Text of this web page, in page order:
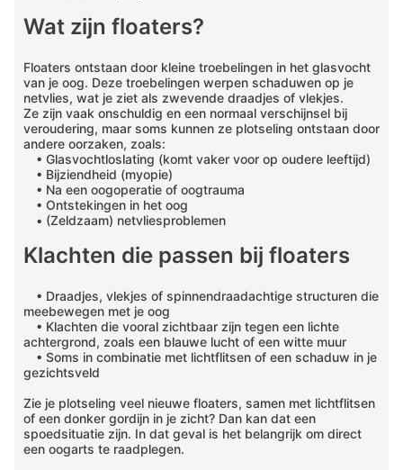
Wat zijn floaters?
Floaters ontstaan door kleine troebelingen in het glasvocht
van je oog. Deze troebelingen werpen schaduwen op je
netvlies, wat je ziet als zwevende draadjes of vlekjes.
Ze zijn vaak onschuldig en een normaal verschijnsel bij
veroudering, maar soms kunnen ze plotseling ontstaan door
andere oorzaken, zoals:
• Glasvochtloslating (komt vaker voor op oudere leeftijd)
• Bijziendheid (myopie)
• Na een oogoperatie of oogtrauma
• Ontstekingen in het oog
• (Zeldzaam) netvliesproblemen
Klachten die passen bij floaters
• Draadjes, vlekjes of spinnendraadachtige structuren die
meebewegen met je oog
• Klachten die vooral zichtbaar zijn tegen een lichte
achtergrond, zoals een blauwe lucht of een witte muur
• Soms in combinatie met lichtflitsen of een schaduw in je
gezichtsveld
Zie je plotseling veel nieuwe floaters, samen met lichtflitsen
of een donker gordijn in je zicht? Dan kan dat een
spoedsituatie zijn. In dat geval is het belangrijk om direct
een oogarts te raadplegen.